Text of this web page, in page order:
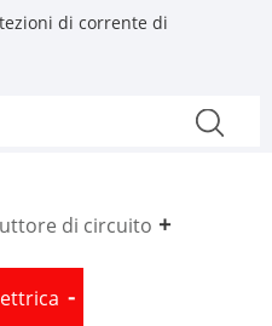
di corrente di
di circuito